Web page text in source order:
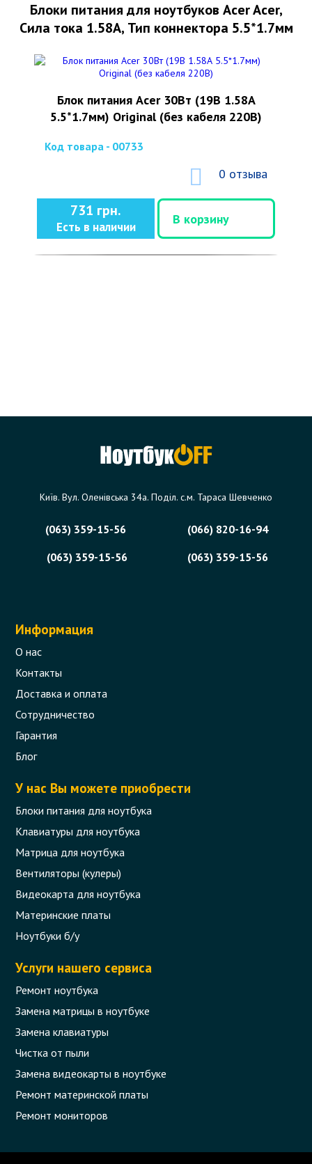
Блоки питания для ноутбуков Acer Acer,
Сила тока 1.58А, Тип коннектора 5.5*1.7мм
Блок питания Acer 30Вт (19В 1.58А
5.5*1.7мм) Original (без кабеля 220В)
Код товара - 00733
0 отзыва
731 грн.
Есть в наличии
В корзину
Київ. Вул. Оленівська 34а. Поділ. с.м. Тараса Шевченко
(063) 359-15-56
(066) 820-16-94
(063) 359-15-56
(063) 359-15-56
Информация
О нас
Контакты
Доставка и оплата
Сотрудничество
Гарантия
Блог
У нас Вы можете приобрести
Блоки питания для ноутбука
Клавиатуры для ноутбука
Матрица для ноутбука
Вентиляторы (кулеры)
Видеокарта для ноутбука
Материнские платы
Ноутбуки б/у
Услуги нашего сервиса
Ремонт ноутбука
Замена матрицы в ноутбуке
Замена клавиатуры
Чистка от пыли
Замена видеокарты в ноутбуке
Ремонт материнской платы
Ремонт мониторов